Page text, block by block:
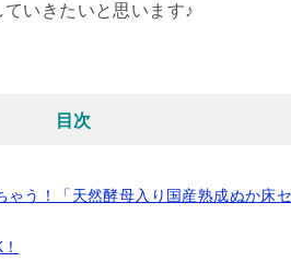
いきたいと思います♪
目次
う！「天然酵母入り国産熟成ぬか床